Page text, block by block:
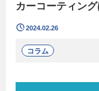
カーコーティン
2024.02.26
コラム